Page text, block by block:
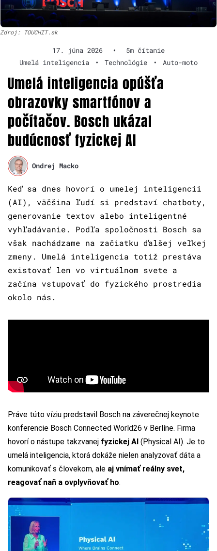
Zdroj: TOUCHIT.sk
17. júna 2026 •
5m čítanie
Umelá inteligencia
• Technológie • Auto-moto
Umelá inteligencia opúšťa
obrazovky smartfónov a
počítačov. Bosch ukázal
budúcnosť fyzickej AI
Ondrej Macko
Keď sa dnes hovorí o umelej inteligencii
(AI), väčšina ľudí si predstaví chatboty,
generovanie textov alebo inteligentné
vyhľadávanie. Podľa spoločnosti Bosch sa
však nachádzame na začiatku ďalšej veľkej
zmeny. Umelá inteligencia totiž prestáva
existovať len vo virtuálnom svete a
začína vstupovať do fyzického prostredia
okolo nás.
Práve túto víziu predstavil Bosch na záverečnej keynote
konferencie Bosch Connected World26 v Berlíne. Firma
hovorí o nástupe takzvanej fyzickej AI (Physical AI). Je to
umelá inteligencia, ktorá dokáže nielen analyzovať dáta a
komunikovať s človekom, ale aj vnímať reálny svet,
reagovať naň a ovplyvňovať ho.